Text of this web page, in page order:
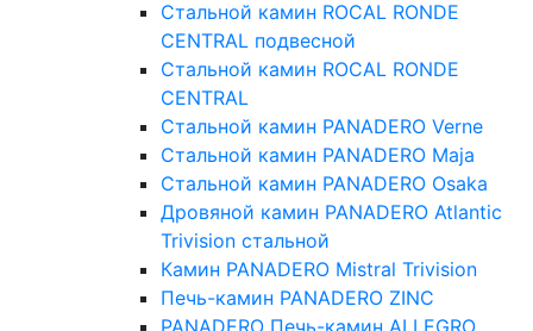
Стальной камин ROCAL RONDE
CENTRAL подвесной
Стальной камин ROCAL RONDE
CENTRAL
Стальной камин PANADERO Verne
Стальной камин PANADERO Maja
Стальной камин PANADERO Osaka
Дровяной камин PANADERO Atlantic
Trivision стальной
Камин PANADERO Mistral Trivision
Печь-камин PANADERO ZINC